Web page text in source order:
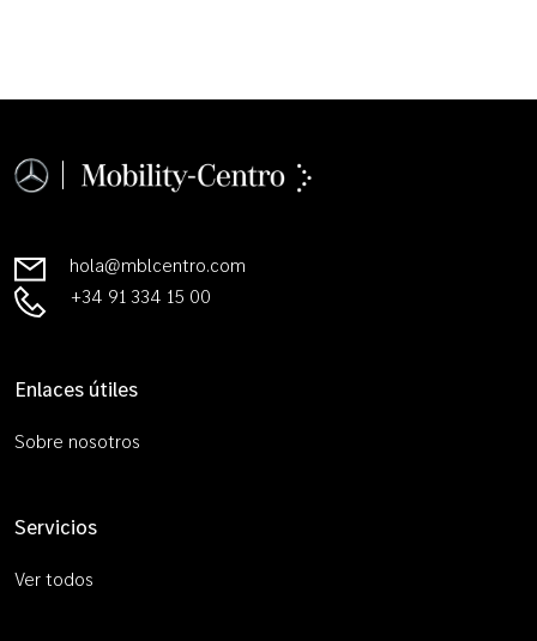
hola@mblcentro.com
+34 91 334 15 00
Enlaces útiles
Sobre nosotros
Servicios
Ver todos